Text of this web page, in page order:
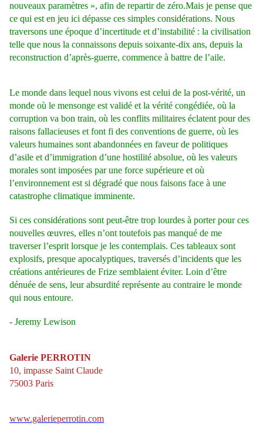
nouveaux paramètres », afin de repartir de zéro.Mais je pense que
ce qui est en jeu ici dépasse ces simples considérations. Nous
traversons une époque d’incertitude et d’instabilité : la civilisation
telle que nous la connaissons depuis soixante-dix ans, depuis la
reconstruction d’après-guerre, commence à battre de l’aile.
Le monde dans lequel nous vivons est celui de la post-vérité, un
monde où le mensonge est validé et la vérité congédiée, où la
corruption va bon train, où les conflits militaires éclatent pour des
raisons fallacieuses et font fi des conventions de guerre, où les
valeurs humaines sont abandonnées en faveur de politiques
d’asile et d’immigration d’une hostilité absolue, où les valeurs
morales sont imposées par une force supérieure et où
l’environnement est si dégradé que nous faisons face à une
catastrophe climatique imminente.
Si ces considérations sont peut-être trop lourdes à porter pour ces
nouvelles œuvres, elles n’ont toutefois pas manqué de me
traverser l’esprit lorsque je les contemplais. Ces tableaux sont
explosifs, presque apocalyptiques, traversés d’incidents que les
créations antérieures de Frize semblaient éviter. Loin d’être
dénuée de sens, leur absurdité représente au contraire le monde
qui nous entoure.
- Jeremy Lewison
Galerie PERROTIN
10, impasse Saint Claude
75003 Paris
www.galerieperrotin.com